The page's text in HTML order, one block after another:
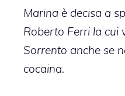
Marina è decisa a
Roberto Ferri la cui
Sorrento anche se
cocaina.